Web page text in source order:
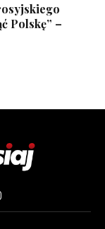
Polskę” –